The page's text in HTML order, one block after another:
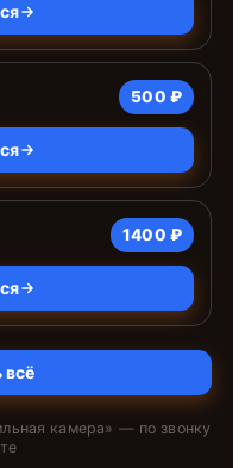
500 ₽
1400 ₽
всё
камера» — по звонку